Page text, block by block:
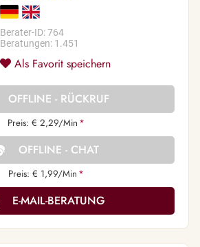
Berater-ID: 764
Beratungen: 1.451
Als Favorit speichern
OFFLINE - RÜCKRUF
Preis: € 2,29/Min *
OFFLINE - CHAT
Preis: € 1,99/Min *
E-MAIL-BERATUNG